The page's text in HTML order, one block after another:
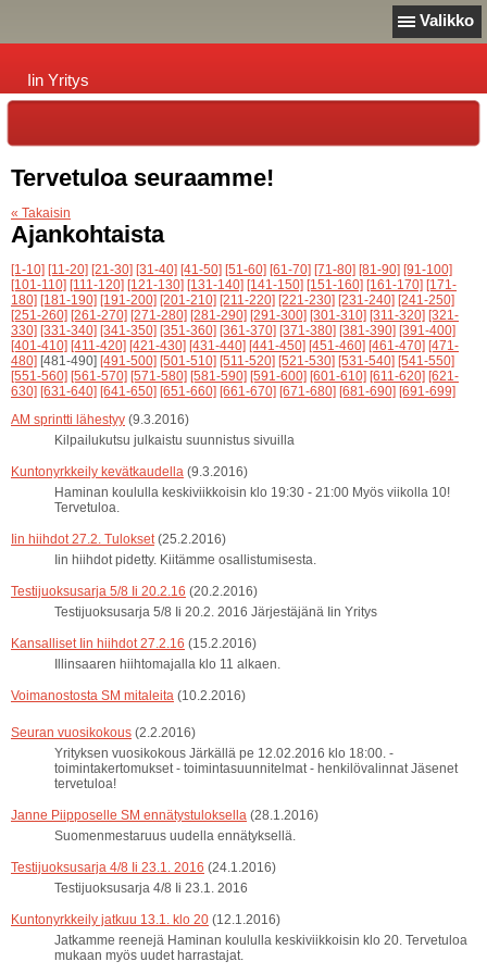
Valikko
Iin Yritys
Tervetuloa seuraamme!
« Takaisin
Ajankohtaista
[1-10] [11-20] [21-30] [31-40] [41-50] [51-60] [61-70] [71-80] [81-90] [91-100]
[101-110] [111-120] [121-130] [131-140] [141-150] [151-160] [161-170] [171-
180] [181-190] [191-200] [201-210] [211-220] [221-230] [231-240] [241-250]
[251-260] [261-270] [271-280] [281-290] [291-300] [301-310] [311-320] [321-
330] [331-340] [341-350] [351-360] [361-370] [371-380] [381-390] [391-400]
[401-410] [411-420] [421-430] [431-440] [441-450] [451-460] [461-470] [471-
480] [481-490] [491-500] [501-510] [511-520] [521-530] [531-540] [541-550]
[551-560] [561-570] [571-580] [581-590] [591-600] [601-610] [611-620] [621-
630] [631-640] [641-650] [651-660] [661-670] [671-680] [681-690] [691-699]
AM sprintti lähestyy (9.3.2016)
Kilpailukutsu julkaistu suunnistus sivuilla
Kuntonyrkkeily kevätkaudella (9.3.2016)
Haminan koululla keskiviikkoisin klo 19:30 - 21:00 Myös viikolla 10!
Tervetuloa.
Iin hiihdot 27.2. Tulokset (25.2.2016)
Iin hiihdot pidetty. Kiitämme osallistumisesta.
Testijuoksusarja 5/8 Ii 20.2.16 (20.2.2016)
Testijuoksusarja 5/8 Ii 20.2. 2016 Järjestäjänä Iin Yritys
Kansalliset Iin hiihdot 27.2.16 (15.2.2016)
Illinsaaren hiihtomajalla klo 11 alkaen.
Voimanostosta SM mitaleita (10.2.2016)
Seuran vuosikokous (2.2.2016)
Yrityksen vuosikokous Järkällä pe 12.02.2016 klo 18:00. -
toimintakertomukset - toimintasuunnitelmat - henkilövalinnat Jäsenet
tervetuloa!
Janne Piipposelle SM ennätystuloksella (28.1.2016)
Suomenmestaruus uudella ennätyksellä.
Testijuoksusarja 4/8 Ii 23.1. 2016 (24.1.2016)
Testijuoksusarja 4/8 Ii 23.1. 2016
Kuntonyrkkeily jatkuu 13.1. klo 20 (12.1.2016)
Jatkamme reenejä Haminan koululla keskiviikkoisin klo 20. Tervetuloa
mukaan myös uudet harrastajat.